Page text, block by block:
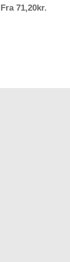
89,00kr.
Fra 71,20kr.